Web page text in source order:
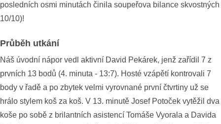
posledních osmi minutách činila soupeřova bilance skvostných
10/10)!
Průběh utkání
Náš úvodní nápor vedl aktivní David Pekárek, jenž zařídil 7 z
prvních 13 bodů (4. minuta - 13:7). Hosté vzápětí kontrovali 7
body v řadě a po zbytek velmi vyrovnané první čtvrtiny už se
hrálo stylem koš za koš. V 13. minutě Josef Potoček vytěžil dva
koše po sobě z brilantních asistencí Tomáše Vyorala a Davida